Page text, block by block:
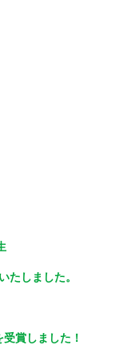
たしました。
賞しました！